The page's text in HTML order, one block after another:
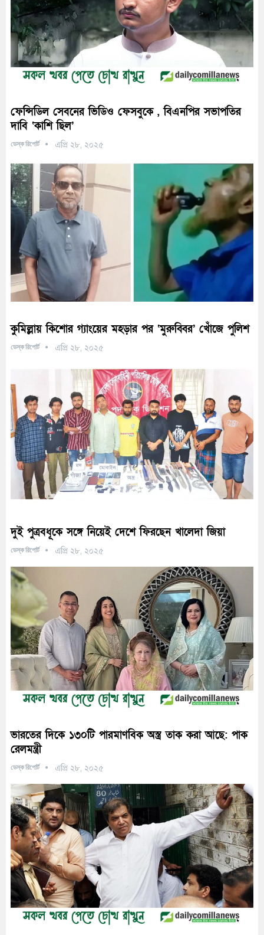
ফেন্সিডিল সেবনের ভিডিও ফেসবুকে , বিএনপির সভাপতির
দাবি ‘কাশি ছিল’
ডেস্ক রিপোর্ট এপ্রি ২৮, ২০২৫
কুমিল্লায় কিশোর গ্যাংয়ের মহড়ার পর ‘মুরুব্বির’ খোঁজে পুলিশ
ডেস্ক রিপোর্ট এপ্রি ২৮, ২০২৫
দুই পুত্রবধূকে সঙ্গে নিয়েই দেশে ফিরছেন খালেদা জিয়া
ডেস্ক রিপোর্ট এপ্রি ২৮, ২০২৫
ভারতের দিকে ১৩০টি পারমাণবিক অস্ত্র তাক করা আছে: পাক
রেলমন্ত্রী
ডেস্ক রিপোর্ট এপ্রি ২৮, ২০২৫